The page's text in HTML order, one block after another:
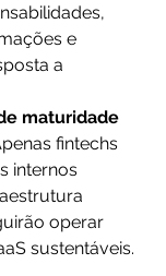
e
a
maturidade
fintechs
internos
operar
sustentáveis.